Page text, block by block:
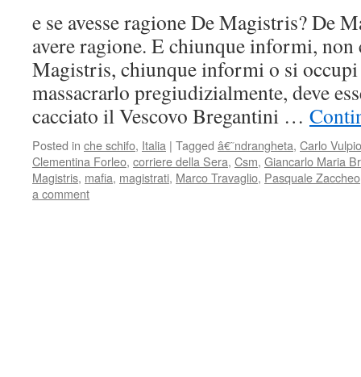
e se avesse ragione De Magistris? De
avere ragione. E chiunque informi, non
Magistris, chiunque informi o si
massacrarlo pregiudizialmente, deve
cacciato il Vescovo Bregantini …
Posted in che schifo, Italia | Tagged â€˜ndrangheta, Carlo Vulpio
Clementina Forleo, corriere della Sera, Csm, Giancarlo Maria
Magistris, mafia, magistrati, Marco Travaglio, Pasquale Zaccheo
a comment